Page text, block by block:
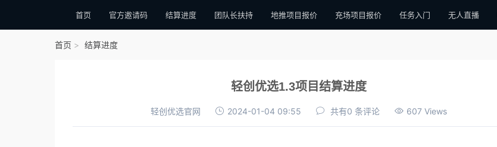
首页 官方邀请码 结算进度 团队长扶持 地推项目报价 充场项目报价 任务入门 无人直播
首页 结算进度
轻创优选1.3项目结算进度
轻创优选官网 2024-01-04 09:55 共有0 条评论 607 Views